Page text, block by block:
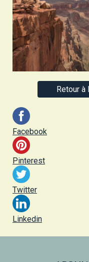
Retour à
Facebook
Pinterest
Twitter
Linkedin